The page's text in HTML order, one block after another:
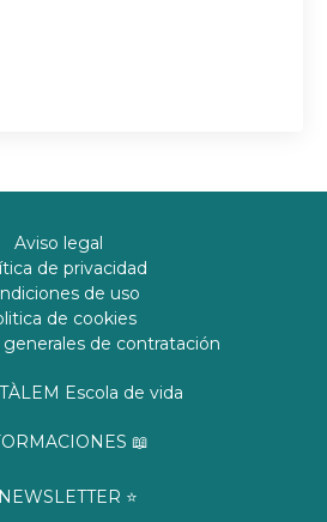
Aviso legal
de privacidad
de uso
de cookies
de contratación
Escola de vida
📖
⭐️